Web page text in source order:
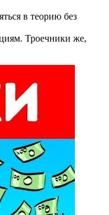
в теорию без
Троечники же,